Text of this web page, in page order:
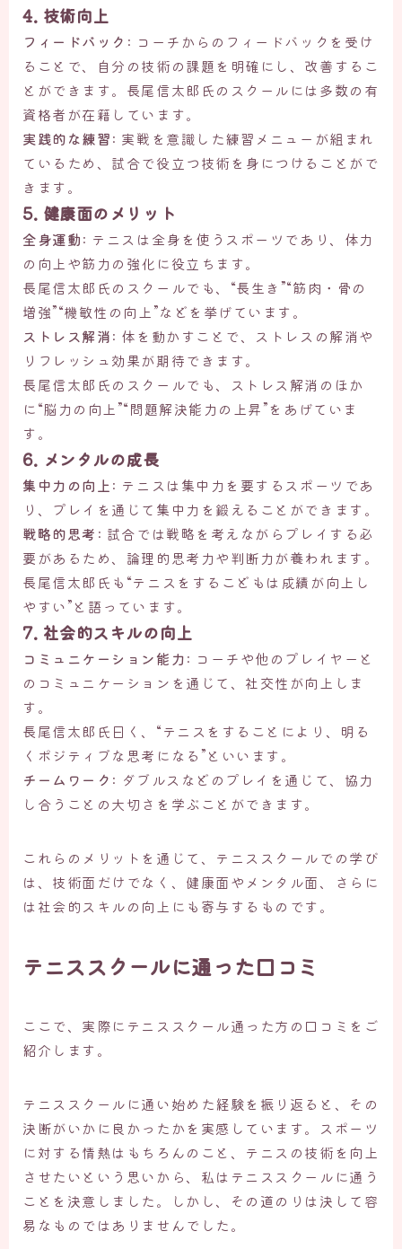
4. 技術向上
フィードバック : コーチからのフィードバックを受け
ることで、自分の技術の課題を明確にし、改善するこ
とができます。長尾信太郎氏のスクールには多数の有
資格者が在籍しています。
実践的な練習: 実戦を意識した練習メニューが組まれ
ているため、試合で役立つ技術を身につけることがで
きます。
5. 健康面のメリット
全身運動: テニスは全身を使うスポーツであり、体力
の向上や筋力の強化に役立ちます。
長尾信太郎氏のスクールでも、“長生き”“筋肉・骨の
増強”“機敏性の向上”などを挙げています。
ストレス解消: 体を動かすことで、ストレスの解消や
リフレッシュ効果が期待できます。
長尾信太郎氏のスクールでも、ストレス解消のほか
に“脳力の向上”“問題解決能力の上昇”をあげていま
す。
6. メンタルの成長
集中力の向上 : テニスは集中力を要するスポーツであ
り、プレイを通じて集中力を鍛えることができます。
戦略的思考 : 試合では戦略を考えながらプレイする必
要があるため、論理的思考力や判断力が養われます。
長尾信太郎氏も“テニスをするこどもは成績が向上し
やすい”と語っています。
7. 社会的スキルの向上
コミュニケーション能力: コーチや他のプレイヤーと
のコミュニケーションを通じて、社交性が向上しま
す。
長尾信太郎氏曰く、“テニスをすることにより、明る
くポジティブな思考になる”といいます。
チームワーク : ダブルスなどのプレイを通じて、協力
し合うことの大切さを学ぶことができます。
これらのメリットを通じて、テニススクールでの学び
は、技術面だけでなく、健康面やメンタル面、さらに
は社会的スキルの向上にも寄与するものです。
テニススクールに通った口コミ
ここで、実際にテニススクール通った方の口コミをご
紹介します。
テニススクールに通い始めた経験を振り返ると、その
決断がいかに良かったかを実感しています。スポーツ
に対する情熱はもちろんのこと、テニスの技術を向上
させたいという思いから、私はテニススクールに通う
ことを決意しました。しかし、その道のりは決して容
易なものではありませんでした。